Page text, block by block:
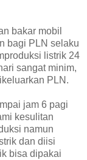
bakar mobil
bagi PLN selaku
listrik 24
sangat minim,
PLN.
jam 6 pagi
kesulitan
namun
dan diisi
bisa dipakai